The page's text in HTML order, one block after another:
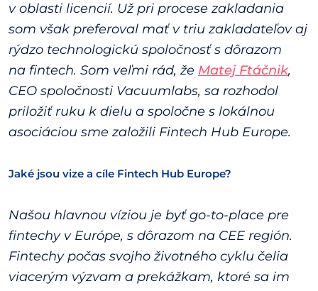
v oblasti licencií. Už pri procese zakladania
som však preferoval mať v triu zakladateľov aj
rýdzo technologickú spoločnosť s dôrazom
na fintech. Som veľmi rád, že Matej Ftáčnik,
CEO spoločnosti Vacuumlabs, sa rozhodol
priložiť ruku k dielu a spoločne s lokálnou
asociáciou sme založili Fintech Hub Europe.
Jaké jsou vize a cíle Fintech Hub Europe?
Našou hlavnou víziou je byť go-to-place pre
fintechy v Európe, s dôrazom na CEE región.
Fintechy počas svojho životného cyklu čelia
viacerým výzvam a prekážkam, ktoré sa im